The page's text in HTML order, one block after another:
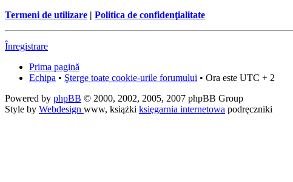
Termeni de utilizare | Politica de confidenţialitate
Înregistrare
Prima pagină
Echipa • Şterge toate cookie-urile forumului • Ora este UTC + 2
Powered by phpBB © 2000, 2002, 2005, 2007 phpBB Group
Style by Webdesign www, książki księgarnia internetowa podręczniki